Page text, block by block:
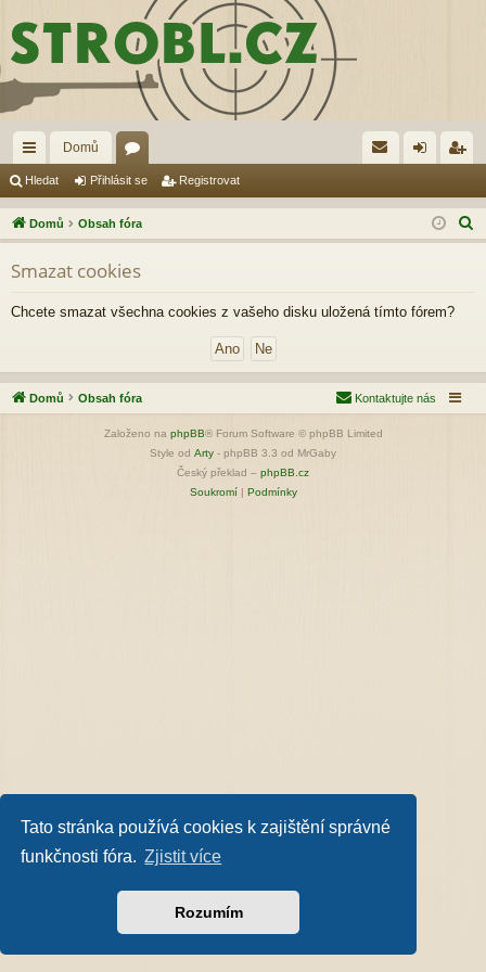
Tato stránka používá cookies k zajištění správné
funkčnosti fóra. Zjistit více
Rozumím
yc
hl
é
od
ka
Domů
ór
a lá
sit
ist
ro
Hledat Přihlásit se Registrovat
Domů Obsah fóra
l
Smazat cookies
Chcete smazat všechna cookies z vašeho disku uložená tímto fórem?
Domů Obsah fóra Kontaktujte nás
Založeno na phpBB® Forum Software © phpBB Limited
Style od Arty - phpBB 3.3 od MrGaby
Český překlad – phpBB.cz
Soukromí| Podmínky